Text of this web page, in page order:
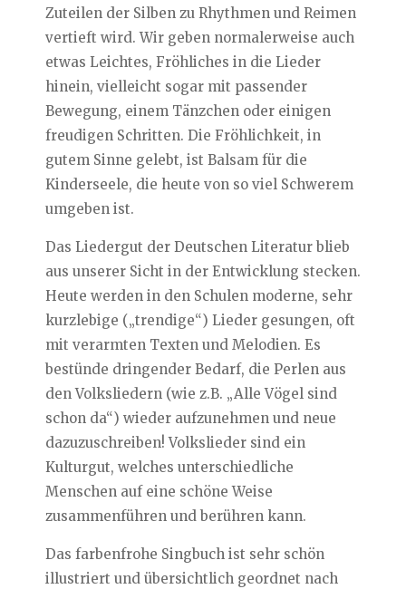
Zuteilen der Silben zu Rhythmen und Reimen
vertieft wird. Wir geben normalerweise auch
etwas Leichtes, Fröhliches in die Lieder
hinein, vielleicht sogar mit passender
Bewegung, einem Tänzchen oder einigen
freudigen Schritten. Die Fröhlichkeit, in
gutem Sinne gelebt, ist Balsam für die
Kinderseele, die heute von so viel Schwerem
umgeben ist.
Das Liedergut der Deutschen Literatur blieb
aus unserer Sicht in der Entwicklung stecken.
Heute werden in den Schulen moderne, sehr
kurzlebige („trendige“) Lieder gesungen, oft
mit verarmten Texten und Melodien. Es
bestünde dringender Bedarf, die Perlen aus
den Volksliedern (wie z.B. „Alle Vögel sind
schon da“) wieder aufzunehmen und neue
dazuzuschreiben! Volkslieder sind ein
Kulturgut, welches unterschiedliche
Menschen auf eine schöne Weise
zusammenführen und berühren kann.
Das farbenfrohe Singbuch ist sehr schön
illustriert und übersichtlich geordnet nach